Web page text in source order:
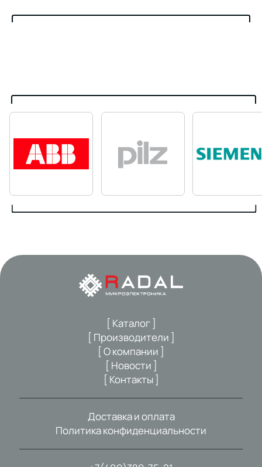
[ Каталог ]
[ Производители ]
[ О компании ]
[ Новости ]
[ Контакты ]
Доставка и оплата
Политика конфиденциальности